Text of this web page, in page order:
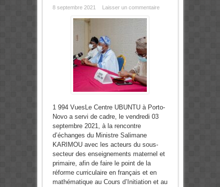
8 septembre 2021 Laisser un commentaire
1 994 VuesLe Centre UBUNTU à Porto-
Novo a servi de cadre, le vendredi 03
septembre 2021, à la rencontre
d’échanges du Ministre Salimane
KARIMOU avec les acteurs du sous-
secteur des enseignements maternel et
primaire, afin de faire le point de la
réforme curriculaire en français et en
mathématique au Cours d’Initiation et au